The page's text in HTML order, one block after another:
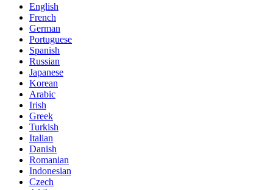
English
French
German
Portuguese
Spanish
Russian
Japanese
Korean
Arabic
Irish
Greek
Turkish
Italian
Danish
Romanian
Indonesian
Czech